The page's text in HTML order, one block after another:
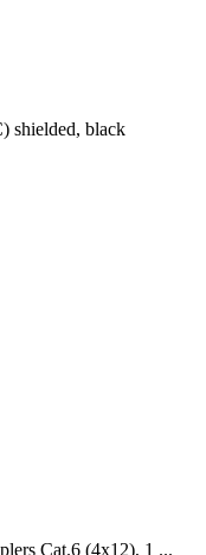
shielded, black
Cat.6 (4x12), 1 ...